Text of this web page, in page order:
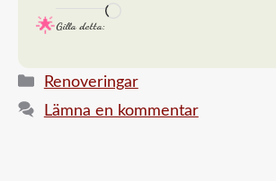
Gilla detta:
Kategorier
Renoveringar
Lämna en kommentar